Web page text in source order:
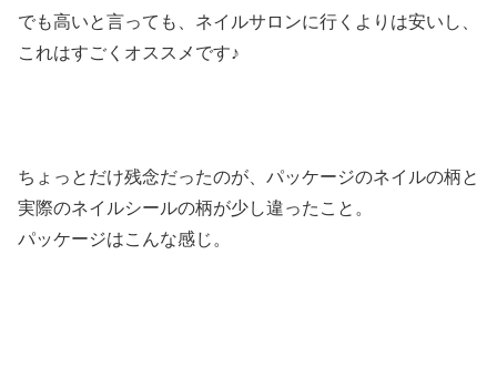
でも高いと言っても、ネイルサロンに行くよりは安いし、
これはすごくオススメです♪
ちょっとだけ残念だったのが、パッケージのネイルの柄と
実際のネイルシールの柄が少し違ったこと。
パッケージはこんな感じ。